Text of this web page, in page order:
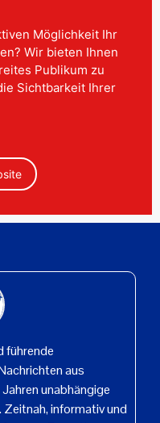
Möglichkeit Ihr
Wir bieten Ihnen
Publikum zu
Sichtbarkeit Ihrer
führende
aus
unabhängige
informativ und